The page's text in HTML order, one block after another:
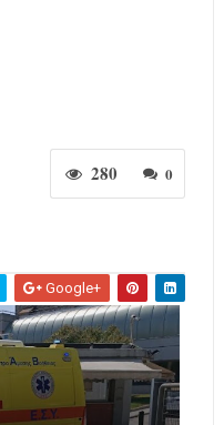
0
280
Google+